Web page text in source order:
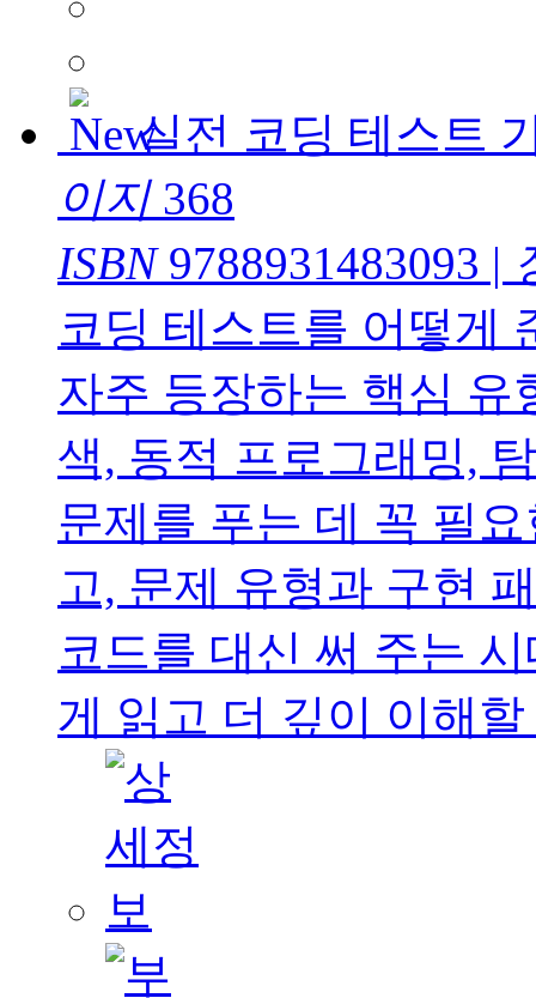
실전 코딩 테스트
이지368
ISBN9788931483093 |
코딩 테스트를 어떻게
자주 등장하는 핵심 유
색, 동적 프로그래밍,
문제를 푸는 데 꼭 필
고, 문제 유형과 구현
코드를 대신 써 주는
게 읽고 더 깊이 이해